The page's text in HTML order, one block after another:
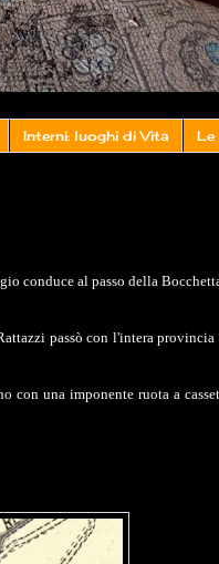
Interni: luoghi di Vita Le
conduce al passo della
passò con l'intera
con una imponente ruota a